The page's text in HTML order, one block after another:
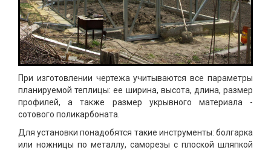
При изготовлении чертежа учитываются все параметры
планируемой теплицы: ее ширина, высота, длина, размер
профилей, а также размер укрывного материала -
сотового поликарбоната.
Для установки понадобятся такие инструменты: болгарка
или ножницы по металлу, саморезы с плоской шляпкой